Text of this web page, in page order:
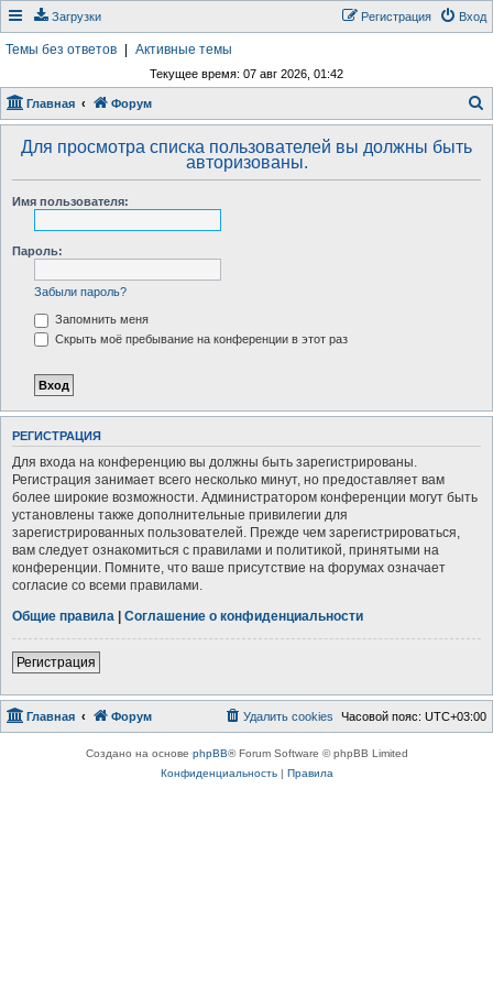
Загрузки Вход
Регистрация
Темы без ответов Активные темы
Текущее время: 07 авг 2026, 01:42
Главная Форум
о
Для просмотра списка пользователей вы должны быть
авторизованы.
Имя пользователя:
Пароль:
Забыли пароль?
Запомнить меня
Скрыть моё пребывание на конференции в этот раз
РЕГИСТРАЦИЯ
Для входа на конференцию вы должны быть зарегистрированы.
Регистрация занимает всего несколько минут, но предоставляет вам
более широкие возможности. Администратором конференции могут быть
установлены также дополнительные привилегии для
зарегистрированных пользователей. Прежде чем зарегистрироваться,
вам следует ознакомиться с правилами и политикой, принятыми на
конференции. Помните, что ваше присутствие на форумах означает
согласие со всеми правилами.
Общие правила | Соглашение о конфиденциальности
Регистрация
Главная Форум Часовой пояс: UTC+03:00
Удалить cookies
Создано на основе phpBB® Forum Software © phpBB Limited
Конфиденциальность| Правила